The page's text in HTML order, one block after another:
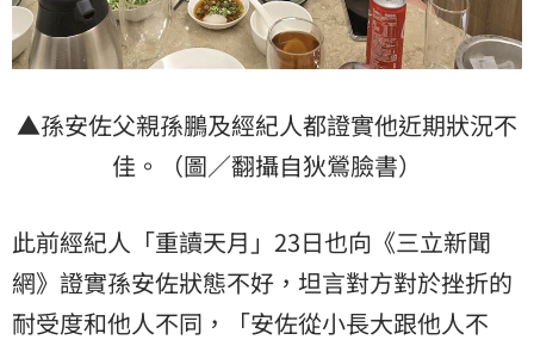
▲孫安佐父親孫鵬及經紀人都證實他近期狀況不
佳。（圖／翻攝自狄鶯臉書）
此前經紀人「重讀天月」23日也向《三立新聞
網》證實孫安佐狀態不好，坦言對方對於挫折的
耐受度和他人不同，「安佐從小長大跟他人不